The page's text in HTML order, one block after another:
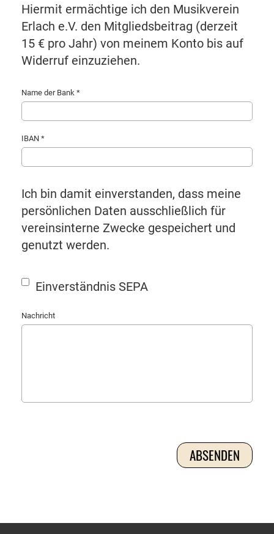
Hiermit ermächtige ich den Musikverein
Erlach e.V. den Mitgliedsbeitrag (derzeit
15 € pro Jahr) von meinem Konto bis auf
Widerruf einzuziehen.
Name der Bank *
IBAN *
Ich bin damit einverstanden, dass meine
persönlichen Daten ausschließlich für
vereinsinterne Zwecke gespeichert und
genutzt werden.
Einverständnis SEPA
Nachricht